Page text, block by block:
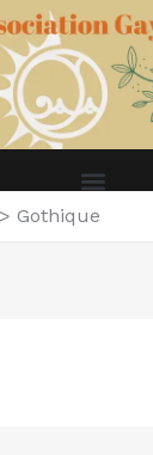
Gothique